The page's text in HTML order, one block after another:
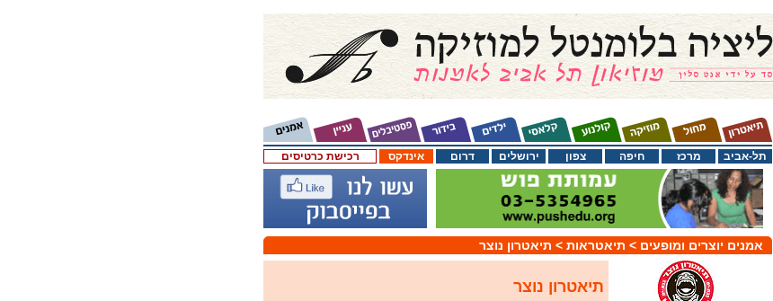
רכישת כרטיסים אינדקס דרום ירושלים צפון חיפה מרכז תל-אביב
אמנים יוצרים ומופעים > תיאטראות > תיאטרון נוצר
תיאטרון נוצר